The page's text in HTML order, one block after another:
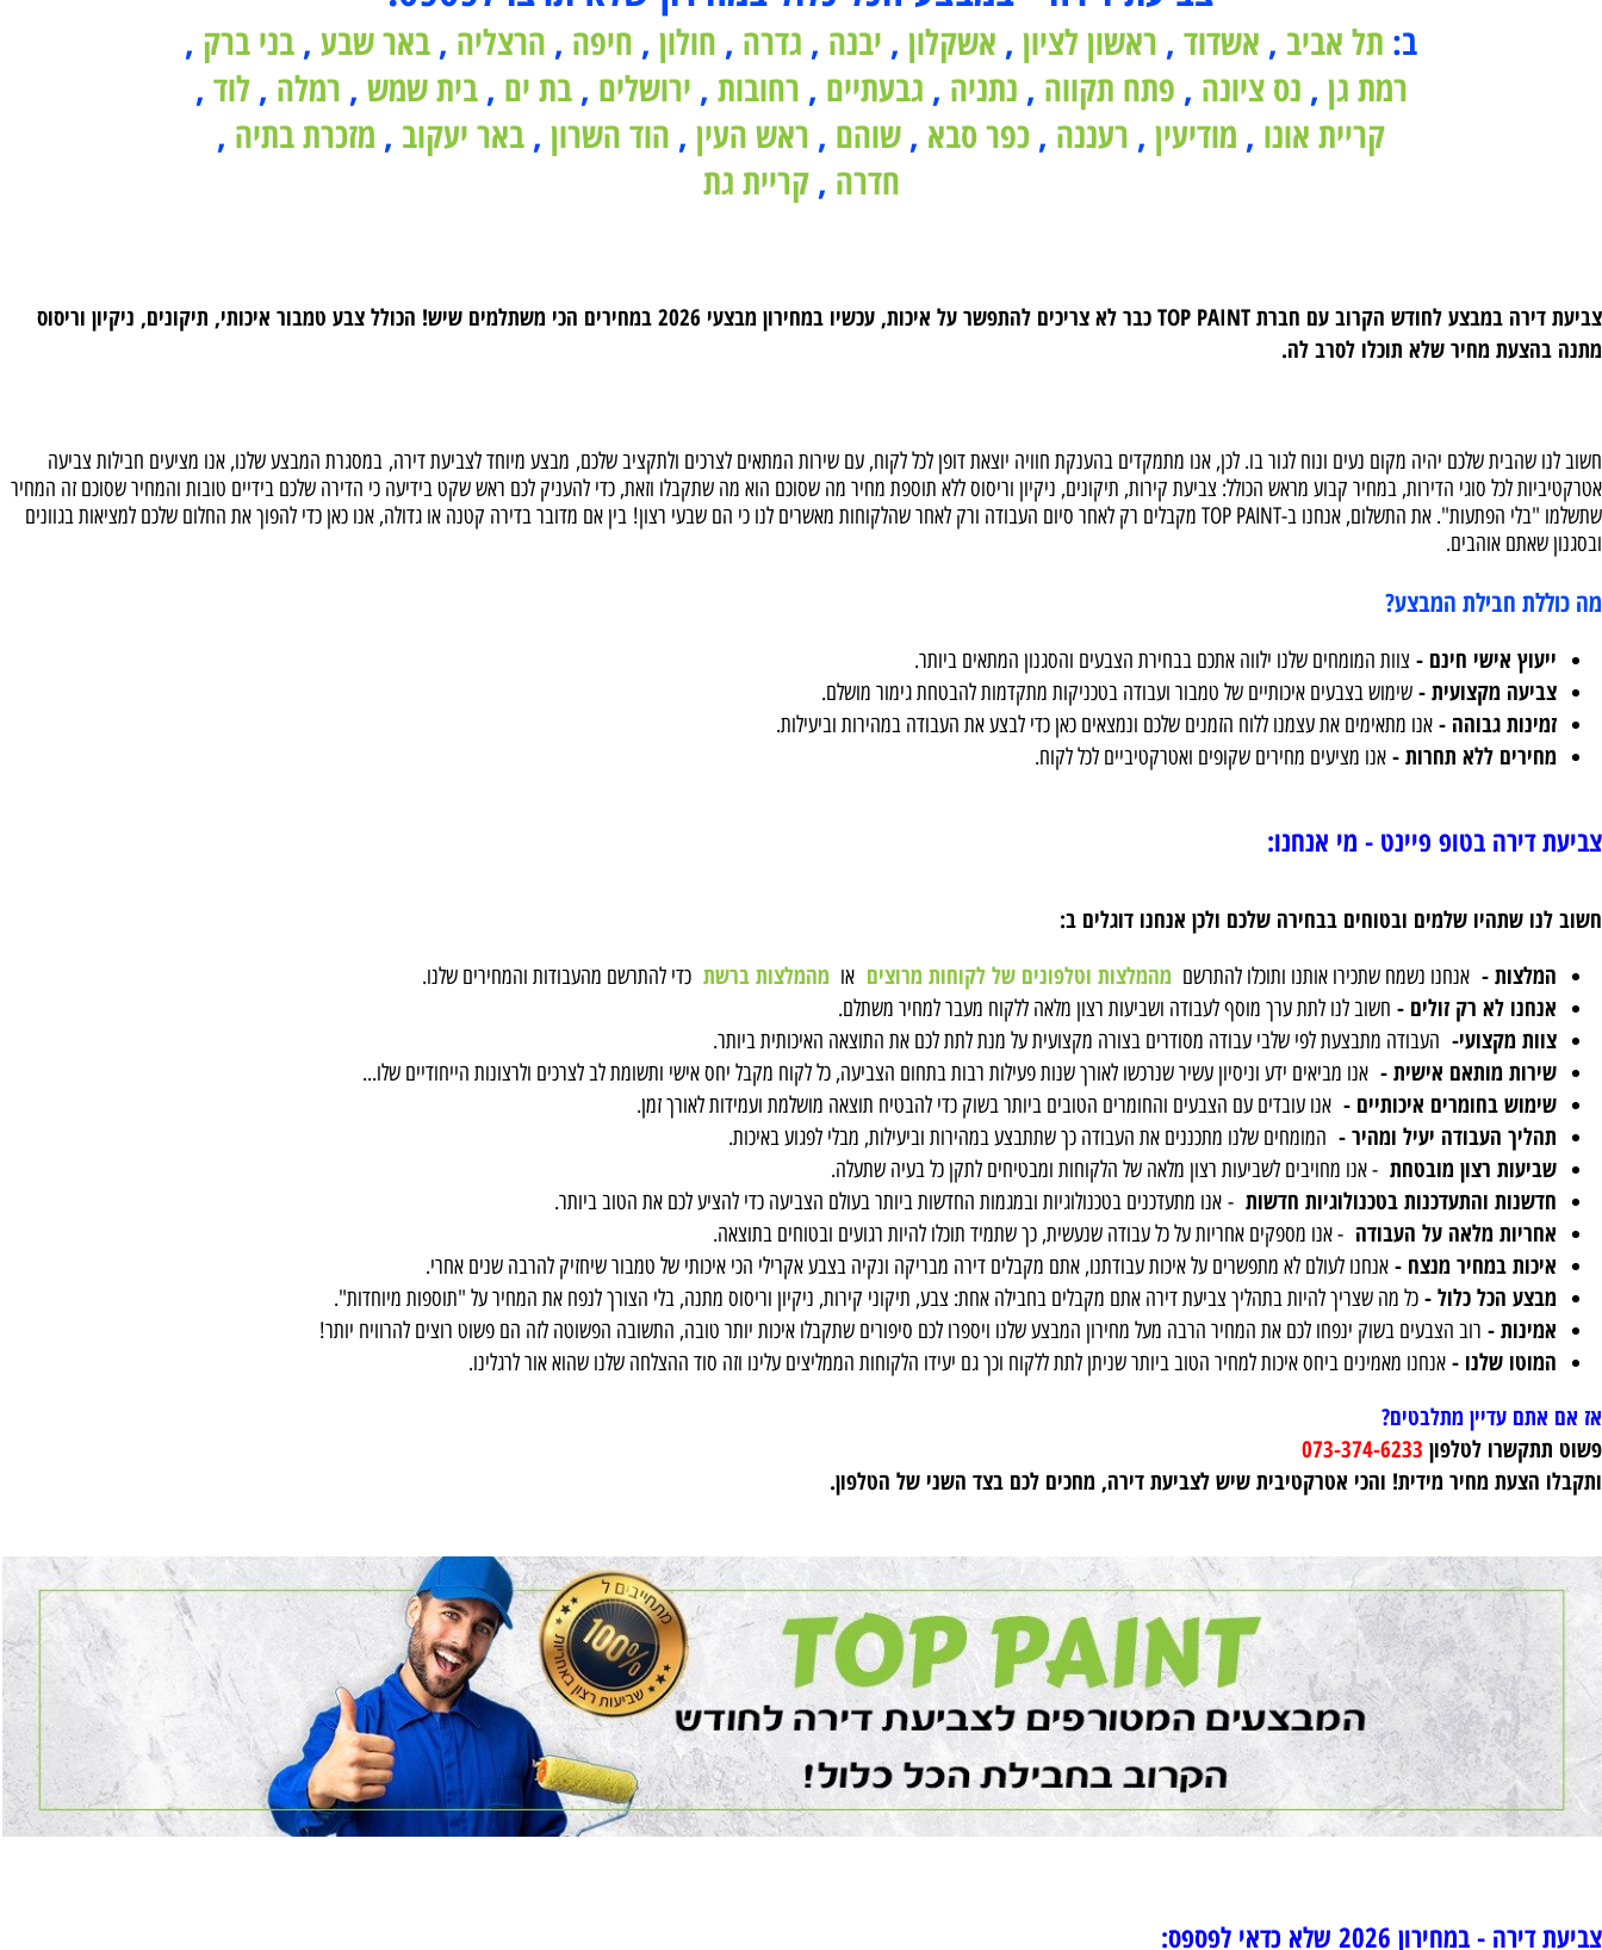
צביעת דירה - במבצע הכל כלול במחירון שלא תרצו לפספס!
תל אביב,אשדוד,ראשון לציון, אשקלון,יבנה,גדרה,חולון,חיפה,הרצליה,באר שבע,בני ברק,
רמת גן,נס ציונה ,פתח תקווה,נתניה,גבעתיים, רחובות,ירושלים,בת ים,בית שמש,רמלה,לוד
שוהם,ראש העין,
שלכם יהיה מקום נעים ונוח לגור בו. לכן, אנו מתמקדים בהענקת חוויה יוצאת דופן לכל לקוח, עם שירות המתאים לצרכים ולתקציב שלכם, מבצע מיוחד לצביעת דירה, במסגרת המבצע שלנו, אנו מציעים חבילות צביעה
לכל סוגי הדירות, במחיר קבוע מראש הכולל: צביעת קירות, תיקונים, ניקיון וריסוס ללא תוספת מחיר מה שסוכם הוא מה שתקבלו וזאת, כדי להעניק לכם ראש שקט בידיעה כי הדירה שלכם בידיים טובות והמחיר שסוכם זה המחיר
אוהבים.
חבילת המבצע?
אישי חינם -צוות המומחים שלנו ילווה אתכם בבחירת הצבעים והסגנון המתאים ביותר.
מקצועית -שימוש בצבעים איכותיים של טמבור ועבודה בטכניקות מתקדמות להבטחת גימור מושלם.
ללא תחרות -אנו מציעים מחירים שקופים ואטרקטיביים לכל לקוח.
בטופ פיינט - מי אנחנו:
שתהיו שלמים ובטוחים בבחירה שלכם ולכן אנחנו דוגלים ב:
-אנחנו נשמח שתכירו אותנו ותוכלו להתרשםמהמלצות וטלפונים של לקוחות מרוציםאומהמלצות ברשתכדי להתרשם מהעבודות והמחירים שלנו.
לא רק זולים - חשוב לנו לתת ערך מוסף לעבודה ושביעות רצון מלאה ללקוח מעבר למחיר משתלם.
מקצועי-העבודה מתבצעת לפי שלבי עבודה מסודרים בצורה מקצועית על מנת לתת לכם את התוצאה האיכותית ביותר.
מותאם אישית -אנו מביאים ידע וניסיון עשיר שנרכשו לאורך שנות פעילות רבות בתחום הצביעה, כל לקוח מקבל יחס אישי ותשומת לב לצרכים ולרצונות הייחודיים שלו...
בחומרים איכותיים -אנו עובדים עם הצבעים והחומרים הטובים ביותר בשוק כדי להבטיח תוצאה מושלמת ועמידות לאורך זמן.
העבודה יעיל ומהיר -המומחים שלנו מתכננים את העבודה כך שתתבצע במהירות וביעילות, מבלי לפגוע באיכות.
רצון מובטחת- אנו מחויבים לשביעות רצון מלאה של הלקוחות ומבטיחים לתקן כל בעיה שתעלה.
והתעדכנות בטכנולוגיות חדשות- אנו מתעדכנים בטכנולוגיות ובמגמות החדשות ביותר בעולם הצביעה כדי להציע לכם את הטוב ביותר.
מלאה על העבודה- אנו מספקים אחריות על כל עבודה שנעשית, כך שתמיד תוכלו להיות רגועים ובטוחים בתוצאה.
במחיר מנצח - אנחנו לעולם לא מתפשרים על איכות עבודתנו, אתם מקבלים דירה מבריקה ונקיה בצבע אקרילי הכי איכותי של טמבור שיחזיק להרבה שנים אחרי.
-רוב הצבעים בשוק ינפחו לכם את המחיר הרבה מעל מחירון המבצע שלנו ויספרו לכם סיפורים שתקבלו איכות יותר טובה, התשובה הפשוטה לזה הם פשוט רוצים להרוויח יותר!
שלנו -אנחנו מאמינים ביחס איכות למחיר הטוב ביותר שניתן לתת ללקוח וכך גם יעידו הלקוחות הממליצים עלינו וזה סוד ההצלחה שלנו שהוא אור לרגלינו.
לטלפון073-374-6233
מחיר מידית! והכי אטרקטיבית שיש לצביעת דירה, מחכים לכם בצד השני של הטלפון.